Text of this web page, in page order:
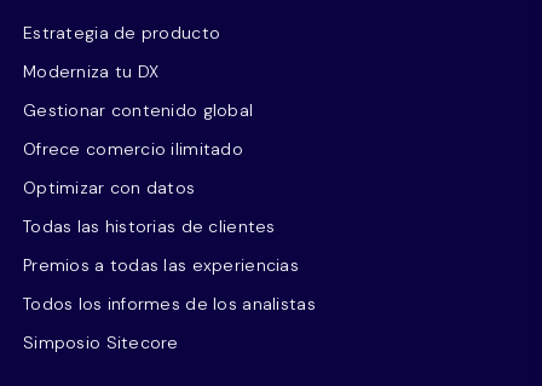
Estrategia de producto
Moderniza tu DX
Gestionar contenido global
Ofrece comercio ilimitado
Optimizar con datos
Todas las historias de clientes
Premios a todas las experiencias
Todos los informes de los analistas
Simposio Sitecore